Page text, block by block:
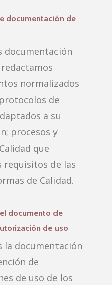
documentación de
documentación
normalizados
de
a su
procesos y
que
requisitos de las
de Calidad.
documento de
de uso
la documentación
de
de uso de los